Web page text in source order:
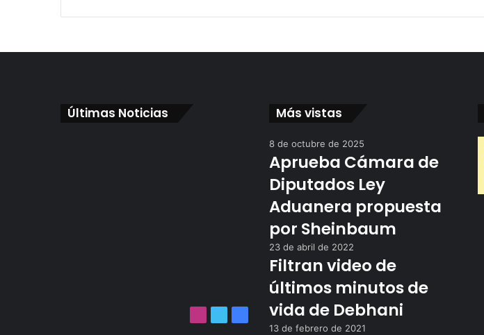
Últimas Noticias
Facebook
Más vistas
8 de octubre de 2025
Aprueba Cámara de
Diputados Ley
Aduanera propuesta
por Sheinbaum
23 de abril de 2022
Filtran video de
últimos minutos de
vida de Debhani
13 de febrero de 2021